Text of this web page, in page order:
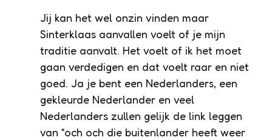
Jij kan het wel onzin vinden maar
Sinterklaas aanvallen voelt of je mijn
traditie aanvalt. Het voelt of ik het moet
gaan verdedigen en dat voelt raar en niet
goed. Ja je bent een Nederlanders, een
gekleurde Nederlander en veel
Nederlanders zullen gelijk de link leggen
van “och och die buitenlander heeft weer